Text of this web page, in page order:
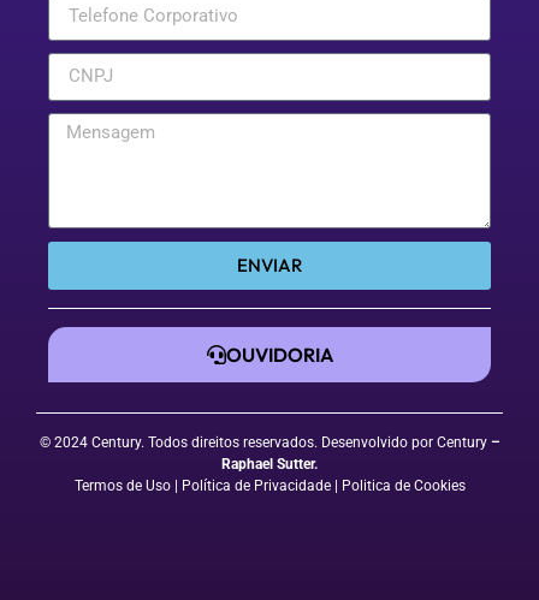
ENVIAR
OUVIDORIA
© 2024 Century. Todos direitos reservados. Desenvolvido por Century –
Raphael Sutter.
Termos de Uso | Política de Privacidade| Politica de Cookies